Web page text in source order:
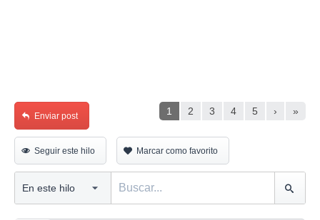
1 2 3 4 5 › »
Enviar post
Seguir este hilo Marcar como favorito